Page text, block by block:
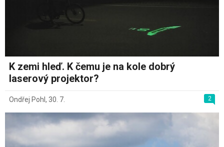
K zemi hleď. K čemu je na kole dobrý
laserový projektor?
2
Ondřej Pohl , 30. 7.